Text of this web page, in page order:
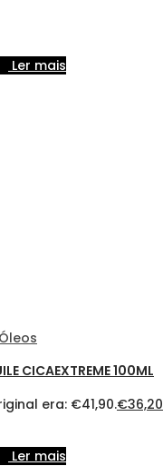
Ler mais
CICAEXTREME 100ML
era: €41,90.€36,20
Ler mais